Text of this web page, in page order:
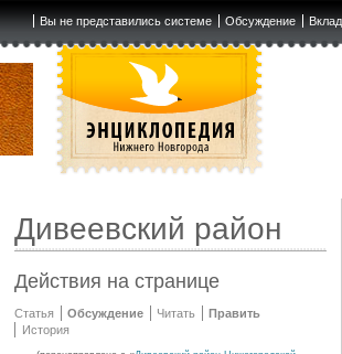
Вы не представились системе Обсуждение Вклад
Дивеевский район
Действия на странице
Статья Обсуждение Читать
Править
История